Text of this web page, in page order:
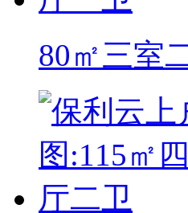
80㎡三室